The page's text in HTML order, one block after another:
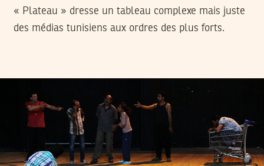
« Plateau » dresse un tableau complexe mais juste
des médias tunisiens aux ordres des plus forts.